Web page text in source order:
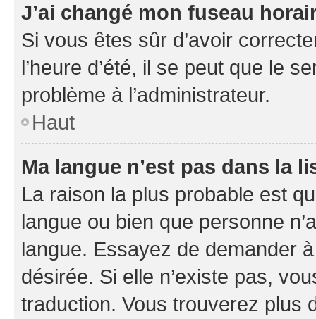
J’ai changé mon fuseau
Si vous êtes sûr d’avoir
l’heure d’été, il se peut que le
problème à l’administrateur.
Haut
Ma langue n’est pas dans la
La raison la plus probable est
langue ou bien que personne
langue. Essayez de demander
désirée. Si elle n’existe pas,
traduction. Vous trouverez plus